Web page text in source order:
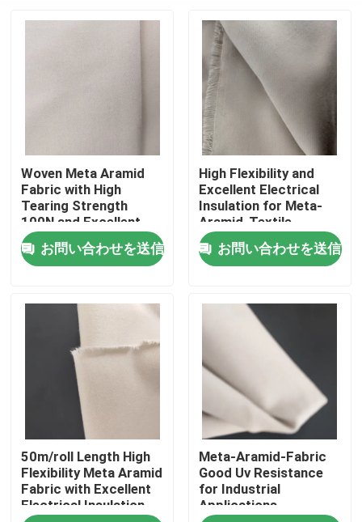
プロダクト
私達について
工場旅行
Woven Meta Aramid
Fabric with High
Tearing Strength
100N and Excellent
Electrical Insulation
お問い合わせを送信
High Flexibility and
Excellent Electrical
Insulation for Meta-
Aramid-Textile
お問い合わせを送信
50m/roll Length High
Flexibility Meta Aramid
Fabric with Excellent
Electrical Insulation
Meta-Aramid-Fabric
Good Uv Resistance
for Industrial
Applications